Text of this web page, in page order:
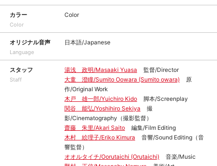
カラー
Color
Color
オリジナル音声
Language
日本語/Japanese
スタッフ
Staff
湯浅 政明/Masaaki Yuasa
監督/Director
大童 澄瞳/Sumito Oowara (Sumito owara)
原
作/Original Work
木戸 雄一郎/Yuichiro Kido
脚本/Screenplay
関谷 能弘/Yoshihiro Sekiya
撮
影/Cinematography（撮影監督）
齋藤 朱里/Akari Saito
編集/Film Editing
木村 絵理子/Eriko Kimura
音響/Sound Editing（音
響監督）
オオルタイチ/Oorutaichi (Orutaichi)
音楽/Music